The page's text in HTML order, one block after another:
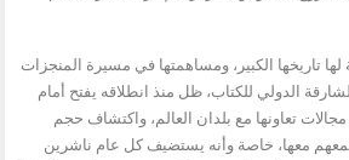
تاريخها الكبير، ومساهمتها في مسيرة المنجزات
الدولي للكتاب، ظل منذ انطلاقه يفتح أمام
مجالات تعاونها مع بلدان العالم، واكتشاف حجم
معها، خاصة وأنه يستضيف كل عام ناشرين